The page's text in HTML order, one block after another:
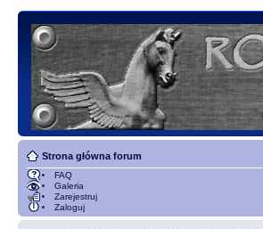
Strona główna forum
FAQ
Galeria
Zarejestruj
Zaloguj